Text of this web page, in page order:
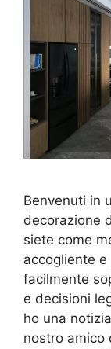
Benvenuti in
decorazione
siete come
accogliente
facilmente
e decisioni
ho una
nostro amico